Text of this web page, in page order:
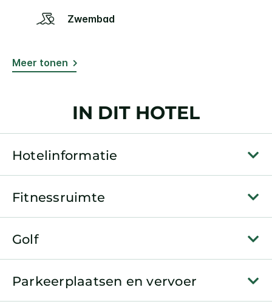
Zwembad
Meer tonen
IN DIT HOTEL
Hotelinformatie
Fitnessruimte
Golf
Parkeerplaatsen en vervoer